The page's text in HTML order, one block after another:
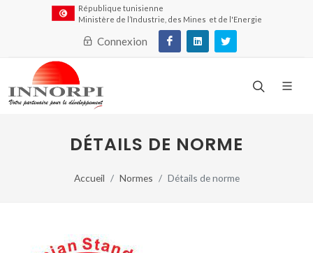
République tunisienne
Ministère de l’Industrie, des Mines et de l'Energie
Connexion
DÉTAILS DE NORME
Accueil Normes Détails de norme